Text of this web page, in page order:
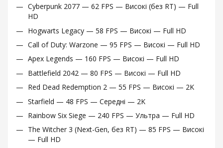
Cyberpunk 2077 — 62 FPS — Високі (без RT) — Full
HD
Hogwarts Legacy — 58 FPS — Високі — Full HD
Call of Duty: Warzone — 95 FPS — Високі — Full HD
Apex Legends — 160 FPS — Високі — Full HD
Battlefield 2042 — 80 FPS — Високі — Full HD
Red Dead Redemption 2 — 55 FPS — Високі — 2K
Starfield — 48 FPS — Середні — 2K
Rainbow Six Siege — 240 FPS — Ультра — Full HD
The Witcher 3 (Next-Gen, без RT) — 85 FPS — Високі
— Full HD